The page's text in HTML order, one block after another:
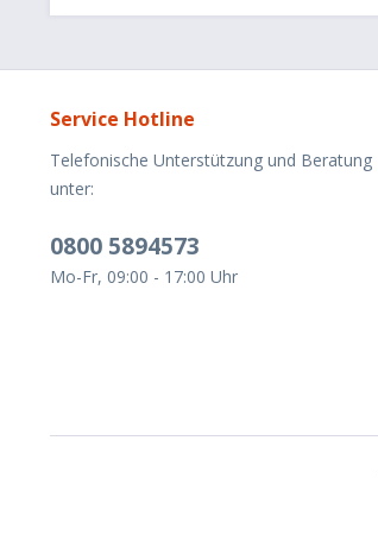
Service Hotline
Telefonische Unterstützung und Beratung
unter:
0800 5894573
Mo-Fr, 09:00 - 17:00 Uhr